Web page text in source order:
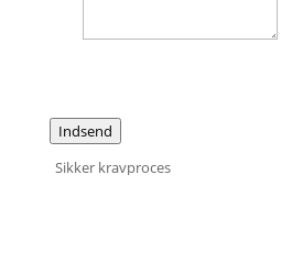
Indsend
Sikker kravproces